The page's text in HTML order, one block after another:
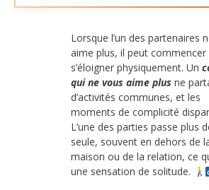
Lorsque l’un des partenaires
aime plus, il peut commencer
s’éloigner physiquement. Un
qui ne vous aime plus ne
d’activités communes, et les
moments de complicité
L’une des parties passe plus
seule, souvent en dehors de
maison ou de la relation, ce
une sensation de solitude.